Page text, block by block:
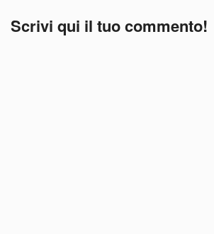
Scrivi qui il tuo commento!